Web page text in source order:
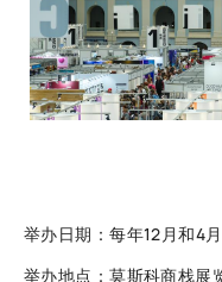
举办日期：每年12月和4月
举办地点：莫斯科商栈展